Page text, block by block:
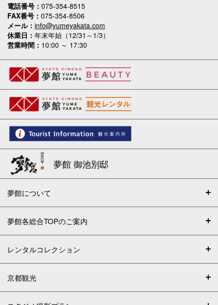
電話番号
075-354-8515
FAX番号
075-354-8506
メール
info@yumeyakata.com
休業日
年末年始（12/31～1/3）
営業時間
10:00 ～ 17:30
夢館 御池別邸
夢館について
夢館各総合TOPのご案内
レンタルコレクション
京都観光